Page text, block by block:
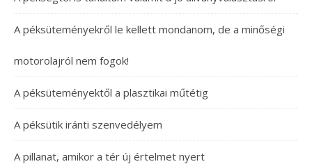
A péksüteményekről le kellett mondanom, de a minőségi
motorolajról nem fogok!
A péksüteményektől a plasztikai műtétig
A péksütik iránti szenvedélyem
A pillanat, amikor a tér új értelmet nyert